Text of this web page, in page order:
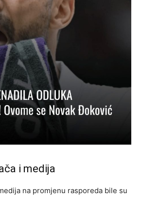
i medija
na promjenu rasporeda bile su